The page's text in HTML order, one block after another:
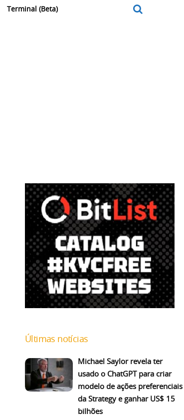
Terminal (Beta)
Últimas notícias
Michael Saylor revela ter
usado o ChatGPT para criar
modelo de ações preferenciais
da Strategy e ganhar US$ 15
bilhões